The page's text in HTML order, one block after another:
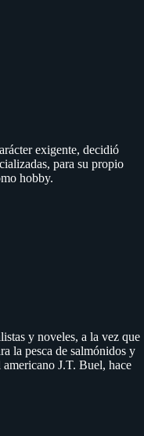
exigente, decidió
para su propio
hobby.
y noveles, a la vez que
la pesca de salmónidos y
americano J.T. Buel, hace